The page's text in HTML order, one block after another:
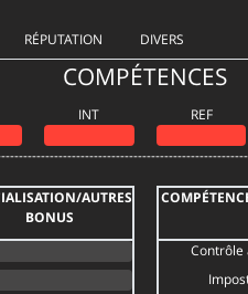
RÉPUTATION DIVERS
COMPÉTENCES
INT REF
AUTRES
BONUS
Contrôle